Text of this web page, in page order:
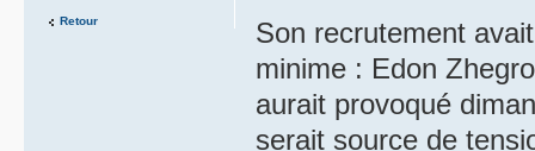
Son recrutement
minime : Edon
aurait provoqué
serait source de
Retour